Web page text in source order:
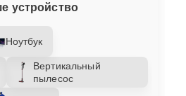
устройство
Ноутбук
Вертикальный
пылесос